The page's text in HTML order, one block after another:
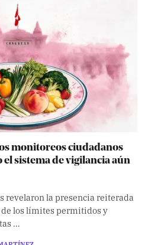
monitoreos ciudadanos
sistema de vigilancia aún
revelaron la presencia reiterada
los límites permitidos y
…